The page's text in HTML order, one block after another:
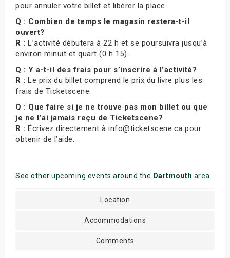
pour annuler votre billet et libérer la place.
Q : Combien de temps le magasin restera-t-il
ouvert?
R : L’activité débutera à 22 h et se poursuivra jusqu’à
environ minuit et quart (0 h 15).
Q : Y a-t-il des frais pour s’inscrire à l’activité?
R : Le prix du billet comprend le prix du livre plus les
frais de Ticketscene.
Q : Que faire si je ne trouve pas mon billet ou que
je ne l’ai jamais reçu de Ticketscene?
R : Écrivez directement à info@ticketscene.ca pour
obtenir de l’aide.
See other upcoming events around the Dartmouth area
Location
Accommodations
Comments